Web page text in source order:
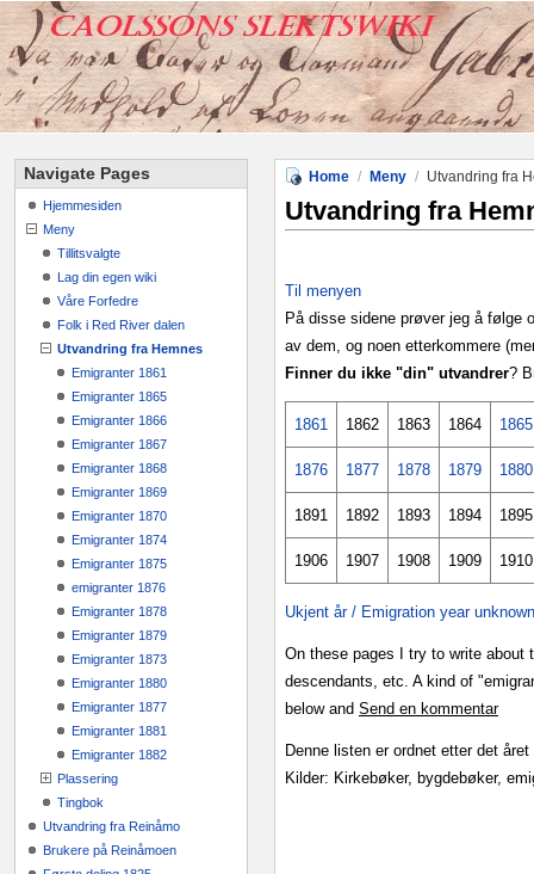
Navigate Pages
Hjemmesiden
Meny
Tillitsvalgte
Lag din egen wiki
Våre Forfedre
Folk i Red River dalen
Utvandring fra Hemnes
Emigranter 1861
Emigranter 1865
Emigranter 1866
Emigranter 1867
Emigranter 1868
Emigranter 1869
Emigranter 1870
Emigranter 1874
Emigranter 1875
emigranter 1876
Emigranter 1878
Emigranter 1879
Emigranter 1873
Emigranter 1880
Emigranter 1877
Emigranter 1881
Emigranter 1882
Plassering
Tingbok
Utvandring fra Reinåmo
Brukere på Reinåmoen
Home / Meny / Utvandring fra
Utvandring fra
Til menyen
På disse sidene prøver jeg å følge
av dem, og noen etterkommere
Finner du ikke "din" utvandrer?
1861 1862 1863 1864 1865
1876 1877 1878 1879 1880
1891 1892 1893 1894 1895
1906 1907 1908 1909 1910
Ukjent år / Emigration year unknown
On these pages I try to write about
descendants, etc. A kind of
below and Send en kommentar
Denne listen er ordnet etter det året
Kilder: Kirkebøker, bygdebøker,